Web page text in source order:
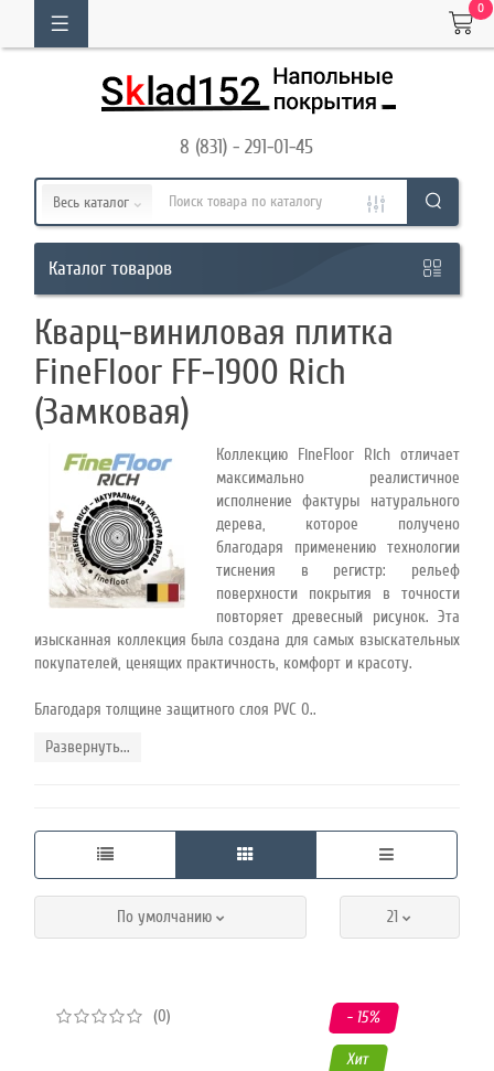
Обратный
звонок
(831)
Режим
работы
Контакты
0
8 (831) - 291-01-45
Весь каталог
Каталог товаров
Кварц-виниловая плитка
FineFloor FF-1900 Rich
(Замковая)
Коллекцию FineFloor Rich отличает
максимально реалистичное
исполнение фактуры натурального
дерева, которое получено
благодаря применению технологии
тиснения в регистр: рельеф
поверхности покрытия в точности
повторяет древесный рисунок. Эта
изысканная коллекция была создана для самых взыскательных
покупателей, ценящих практичность, комфорт и красоту.
Благодаря толщине защитного слоя PVC 0..
Развернуть...
21
По умолчанию
(0) - 15%
Хит